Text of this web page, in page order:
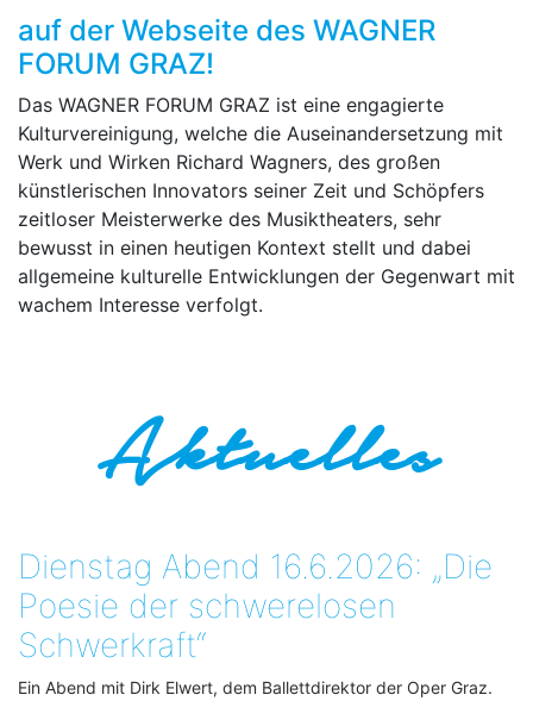
auf der Webseite des WAGNER
FORUM GRAZ!
Das WAGNER FORUM GRAZ ist eine engagierte
Kulturvereinigung, welche die Auseinandersetzung mit
Werk und Wirken Richard Wagners, des großen
künstlerischen Innovators seiner Zeit und Schöpfers
zeitloser Meisterwerke des Musiktheaters, sehr
bewusst in einen heutigen Kontext stellt und dabei
allgemeine kulturelle Entwicklungen der Gegenwart mit
wachem Interesse verfolgt.
Aktuelles
Dienstag Abend 16.6.2026: „Die
Poesie der schwerelosen
Schwerkraft“
Ein Abend mit Dirk Elwert, dem Ballettdirektor der Oper Graz.